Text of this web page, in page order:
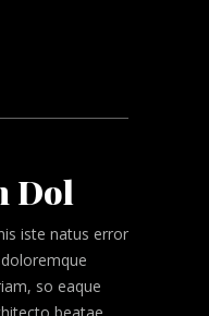
Dol
iste natus error
so eaque